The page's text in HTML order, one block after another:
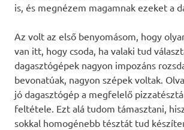
is, és megnézem magamnak ezeket a
Az volt az első benyomásom, hogy
van itt, hogy csoda, ha valaki tud
dagasztógépek nagyon impozáns
bevonatúak, nagyon szépek voltak.
jó dagasztógép a megfelelő
feltétele. Ezt alá tudom támasztani,
sokkal homogénebb tésztát tud